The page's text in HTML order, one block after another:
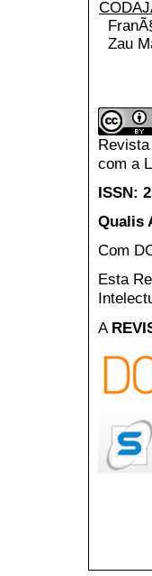
Zau
com a
ISSN:
Qualis
Com
Esta
A